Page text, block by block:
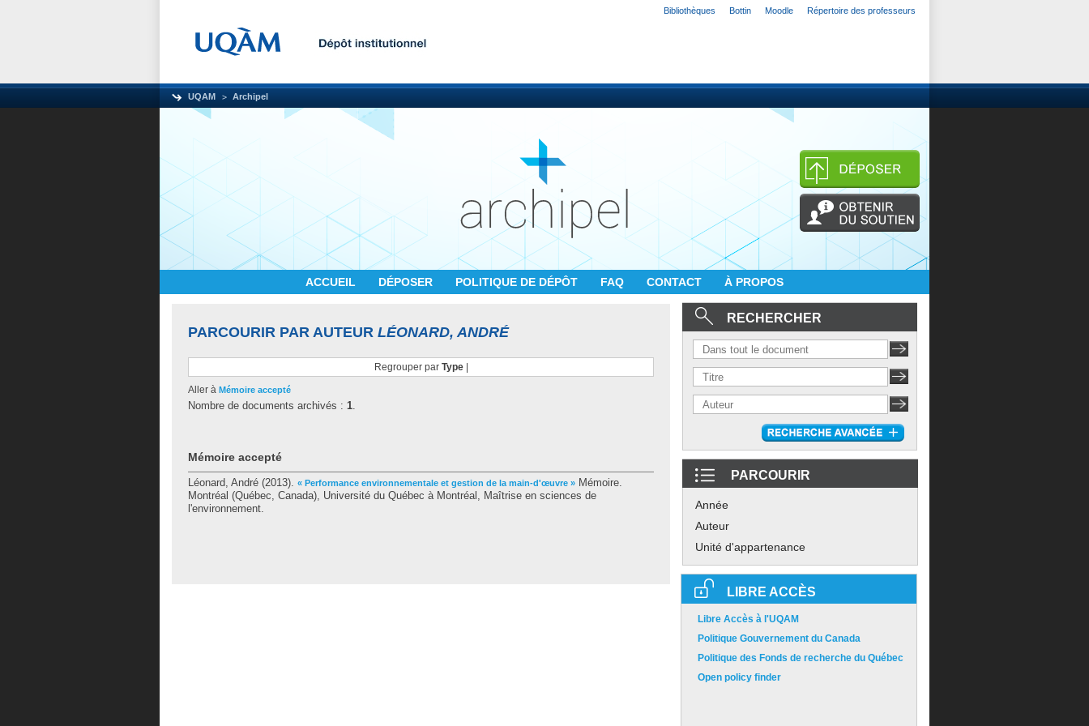
Bibliothèques Bottin Moodle Répertoire des professeurs
UQAM Archipel
ACCUEIL DÉPOSER POLITIQUE DE DÉPÔT FAQ CONTACT À PROPOS
PARCOURIR PAR AUTEUR LÉONARD, ANDRÉ
Regrouper par Type|
Aller à Mémoire accepté
Nombre de documents archivés : 1.
Mémoire accepté
Léonard, André (2013). « Performance environnementale et gestion de la main-d'œuvre » Mémoire.
Montréal (Québec, Canada), Université du Québec à Montréal, Maîtrise en sciences de
l'environnement.
RECHERCHER
PARCOURIR
Année
Auteur
Unité d'appartenance
LIBRE ACCÈS
Libre Accès à l'UQAM
Politique Gouvernement du Canada
Politique des Fonds de recherche du Québec
Open policy finder